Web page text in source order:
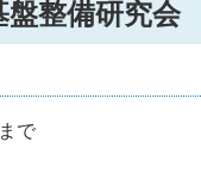
整備研究会
で